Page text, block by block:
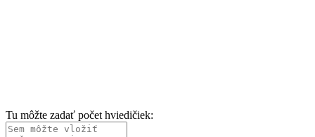
Tu môžte zadať počet hviedičiek: